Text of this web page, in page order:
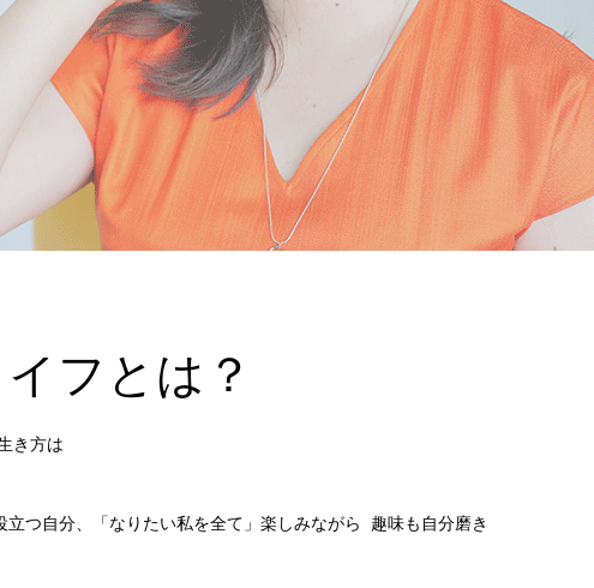
フとは？
き方は
つ自分、「なりたい私を全て」楽しみながら 趣味も自分磨き